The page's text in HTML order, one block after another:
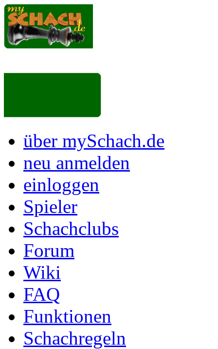
über mySchach.de
neu anmelden
einloggen
Spieler
Schachclubs
Forum
Wiki
FAQ
Funktionen
Schachregeln